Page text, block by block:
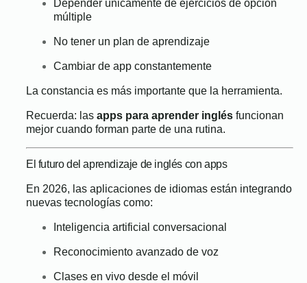
Depender únicamente de ejercicios de opción
múltiple
No tener un plan de aprendizaje
Cambiar de app constantemente
La constancia es más importante que la herramienta.
Recuerda: las apps para aprender inglés funcionan
mejor cuando forman parte de una rutina.
El futuro del aprendizaje de inglés con apps
En 2026, las aplicaciones de idiomas están integrando
nuevas tecnologías como:
Inteligencia artificial conversacional
Reconocimiento avanzado de voz
Clases en vivo desde el móvil